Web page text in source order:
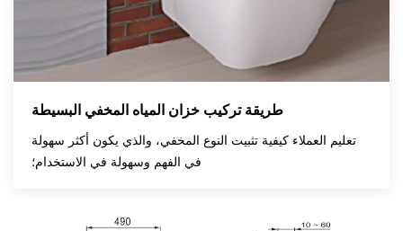
طريقة تركيب خزان المياه المخفي البسيطة
تعليم العملاء كيفية تثبيت النوع المخفي، والذي يكون أكثر سهولة
في الفهم وسهولة في الاستخدام؛